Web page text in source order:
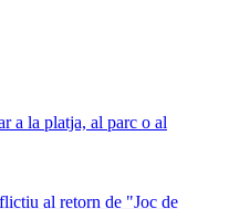
a la platja, al parc o al
al retorn de "Joc de